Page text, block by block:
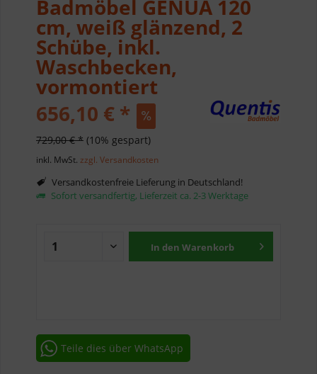
Badmöbel GENUA 120
cm, weiß glänzend, 2
Schübe, inkl.
Waschbecken,
vormontiert
656,10 € *
729,00 € * (10% gespart)
inkl. MwSt. zzgl. Versandkosten
Versandkostenfreie Lieferung in Deutschland!
Sofort versandfertig, Lieferzeit ca. 2-3 Werktage
In den Warenkorb
Teile dies über WhatsApp